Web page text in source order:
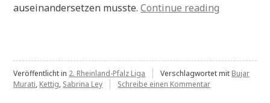
auseinandersetzen musste.Continue reading
Veröffentlicht in 2. Rheinland-Pfalz Liga Verschlagwortet mit Bujar
Murati, Kettig, Sabrina Ley Schreibe einen Kommentarzu